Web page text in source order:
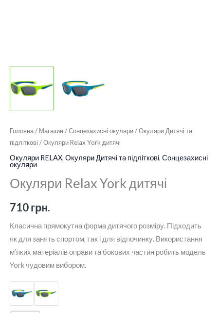
Головна/ Магазин/Сонцезахисні окуляри/Окуляри Дитячі та
підліткові / Окуляри Relax York дитячі
Окуляри RELAX, Окуляри Дитячі та підліткові, Сонцезахисні
окуляри
Окуляри Relax York дитячі
710грн.
Класична прямокутна форма дитячого розміру. Підходить
як для занять спортом, так і для відпочинку. Використання
м’яких матеріалів оправи та бокових частин робить модель
York чудовим вибором.